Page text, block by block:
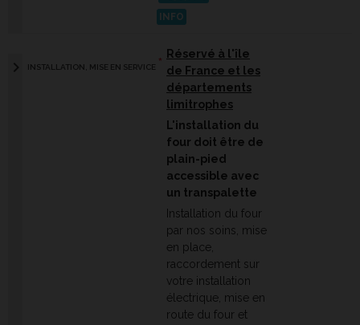
INFO
chevron_right INSTALLATION, MISE EN SERVICE *
Réservé à l'île
de France et les
départements
limitrophes
L'installation du
four doit être de
plain-pied
accessible avec
un transpalette
Installation du four
par nos soins, mise
en place,
raccordement sur
votre installation
électrique, mise en
route du four et